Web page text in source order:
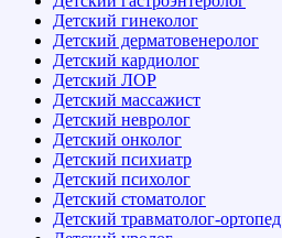
Детский гинеколог
Детский дерматовенеролог
Детский кардиолог
Детский ЛОР
Детский массажист
Детский невролог
Детский онколог
Детский психиатр
Детский психолог
Детский стоматолог
Детский травматолог-ортопед